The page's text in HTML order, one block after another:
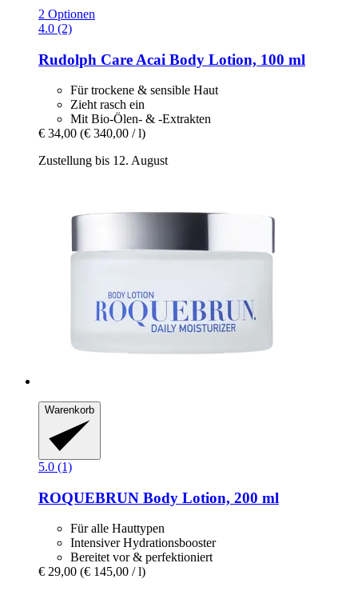
2 Optionen
4.0 (2)
Rudolph Care Acai Body Lotion, 100 ml
Für trockene & sensible Haut
Zieht rasch ein
Mit Bio-Ölen- & -Extrakten
€ 34,00 (€ 340,00 / l)
Zustellung bis 12. August
Warenkorb
5.0 (1)
ROQUEBRUN Body Lotion, 200 ml
Für alle Hauttypen
Intensiver Hydrationsbooster
Bereitet vor & perfektioniert
€ 29,00 (€ 145,00 / l)